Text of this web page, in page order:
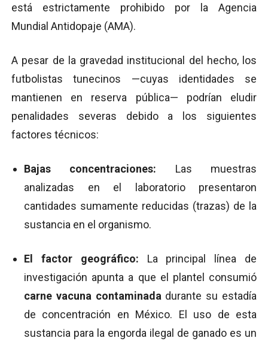
está estrictamente prohibido por la Agencia
Mundial Antidopaje (AMA).
A pesar de la gravedad institucional del hecho, los
futbolistas tunecinos —cuyas identidades se
mantienen en reserva pública— podrían eludir
penalidades severas debido a los siguientes
factores técnicos:
Bajas concentraciones: Las muestras
analizadas en el laboratorio presentaron
cantidades sumamente reducidas (trazas) de la
sustancia en el organismo.
El factor geográfico: La principal línea de
investigación apunta a que el plantel consumió
carne vacuna contaminada durante su estadía
de concentración en México. El uso de esta
sustancia para la engorda ilegal de ganado es un